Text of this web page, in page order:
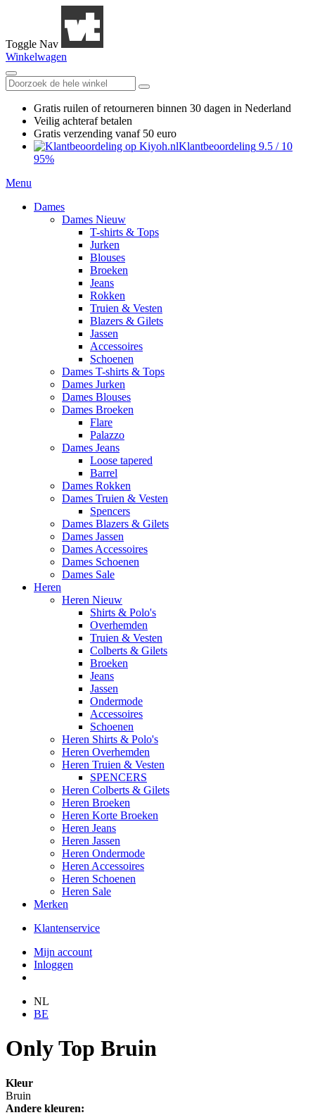
Toggle Nav
Winkelwagen
Gratis ruilen of retourneren binnen 30 dagen in Nederland
Veilig achteraf betalen
Gratis verzending vanaf 50 euro
Klantbeoordeling 9.5 / 10
95%
Menu
Dames
Dames Nieuw
T-shirts & Tops
Jurken
Blouses
Broeken
Jeans
Rokken
Truien & Vesten
Blazers & Gilets
Jassen
Accessoires
Schoenen
Dames T-shirts & Tops
Dames Jurken
Dames Blouses
Dames Broeken
Flare
Palazzo
Dames Jeans
Loose tapered
Barrel
Dames Rokken
Dames Truien & Vesten
Spencers
Dames Blazers & Gilets
Dames Jassen
Dames Accessoires
Dames Schoenen
Dames Sale
Heren
Heren Nieuw
Shirts & Polo's
Overhemden
Truien & Vesten
Colberts & Gilets
Broeken
Jeans
Jassen
Ondermode
Accessoires
Schoenen
Heren Shirts & Polo's
Heren Overhemden
Heren Truien & Vesten
SPENCERS
Heren Colberts & Gilets
Heren Broeken
Heren Korte Broeken
Heren Jeans
Heren Jassen
Heren Ondermode
Heren Accessoires
Heren Schoenen
Heren Sale
Merken
Klantenservice
Mijn account
Inloggen
NL
BE
Only Top Bruin
Kleur
Bruin
Andere kleuren: